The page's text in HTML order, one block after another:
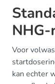
Voor
kan echter